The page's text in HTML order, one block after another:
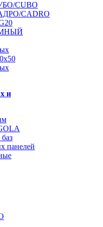
CUBO
CADRO
и
панелей